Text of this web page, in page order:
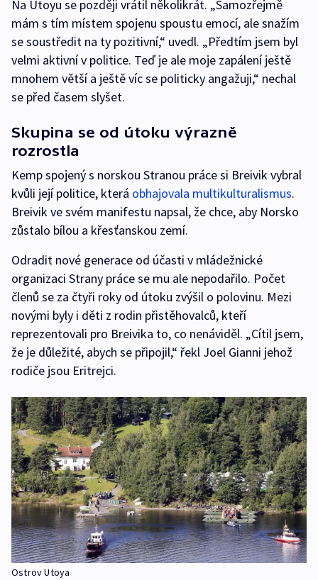
Na Utoyu se později vrátil několikrát. „Samozřejmě
mám s tím místem spojenu spoustu emocí, ale snažím
se soustředit na ty pozitivní,“ uvedl. „Předtím jsem byl
velmi aktivní v politice. Teď je ale moje zapálení ještě
mnohem větší a ještě víc se politicky angažuji,“ nechal
se před časem slyšet.
Skupina se od útoku výrazně
rozrostla
Kemp spojený s norskou Stranou práce si Breivik vybral
kvůli její politice, která obhajovala multikulturalismus.
Breivik ve svém manifestu napsal, že chce, aby Norsko
zůstalo bílou a křesťanskou zemí.
Odradit nové generace od účasti v mládežnické
organizaci Strany práce se mu ale nepodařilo. Počet
členů se za čtyři roky od útoku zvýšil o polovinu. Mezi
novými byly i děti z rodin přistěhovalců, kteří
reprezentovali pro Breivika to, co nenáviděl. „Cítil jsem,
že je důležité, abych se připojil,“ řekl Joel Gianni jehož
rodiče jsou Eritrejci.
Ostrov Utoya